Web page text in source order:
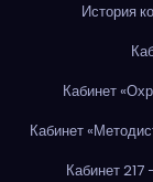
История
Кабинет
Кабинет
Кабинет 217